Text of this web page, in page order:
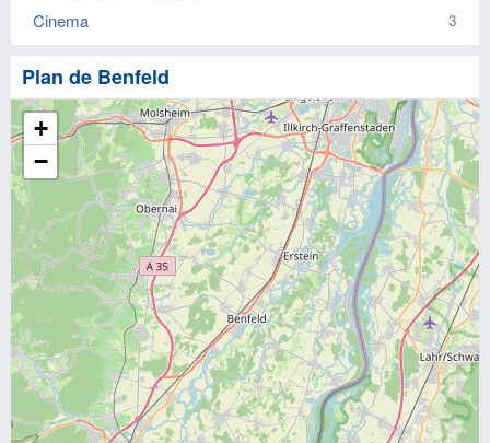
Cinema 3
Plan de Benfeld
+
−